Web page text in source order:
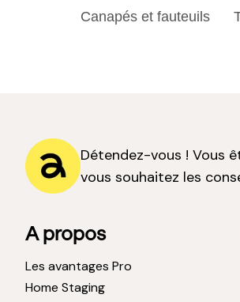
Canapés et fauteuils
Détendez-vous ! Vous
vous souhaitez les
A propos
Les avantages Pro
Home Staging